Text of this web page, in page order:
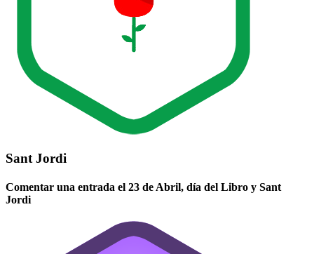
Sant Jordi
Comentar una entrada el 23 de Abril, día del Libro y Sant
Jordi